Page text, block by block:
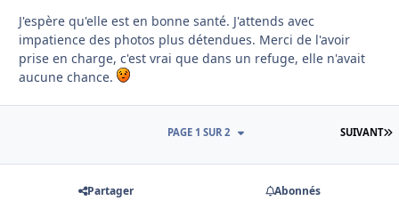
J'espère qu'elle est en bonne santé. J'attends avec
impatience des photos plus détendues. Merci de l'avoir
prise en charge, c'est vrai que dans un refuge, elle n'avait
aucune chance.
SUIVANT
PAGE 1 SUR 2
Partager Abonnés